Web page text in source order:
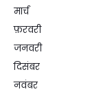
मार्च
फ़रवरी
जनवरी
दिसंबर
नवंबर